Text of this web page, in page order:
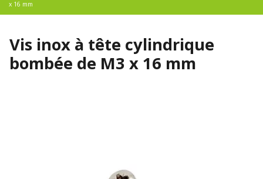
x 16 mm
Vis inox à tête cylindrique
bombée de M3 x 16 mm